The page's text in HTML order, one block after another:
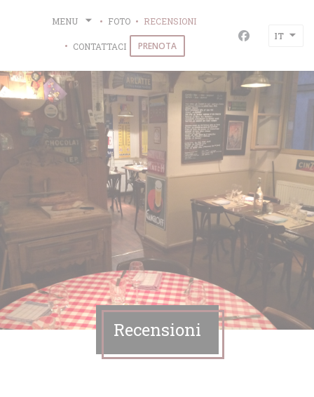
MENU FOTO RECENSIONI
CONTATTACI PRENOTA Facebook
IT
Recensioni